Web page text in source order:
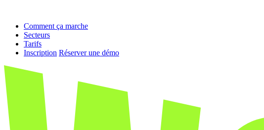
Comment ça marche
Secteurs
Tarifs
Inscription Réserver une démo